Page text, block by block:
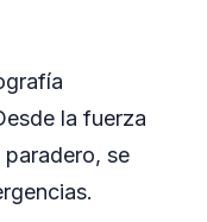
la fuerza
se